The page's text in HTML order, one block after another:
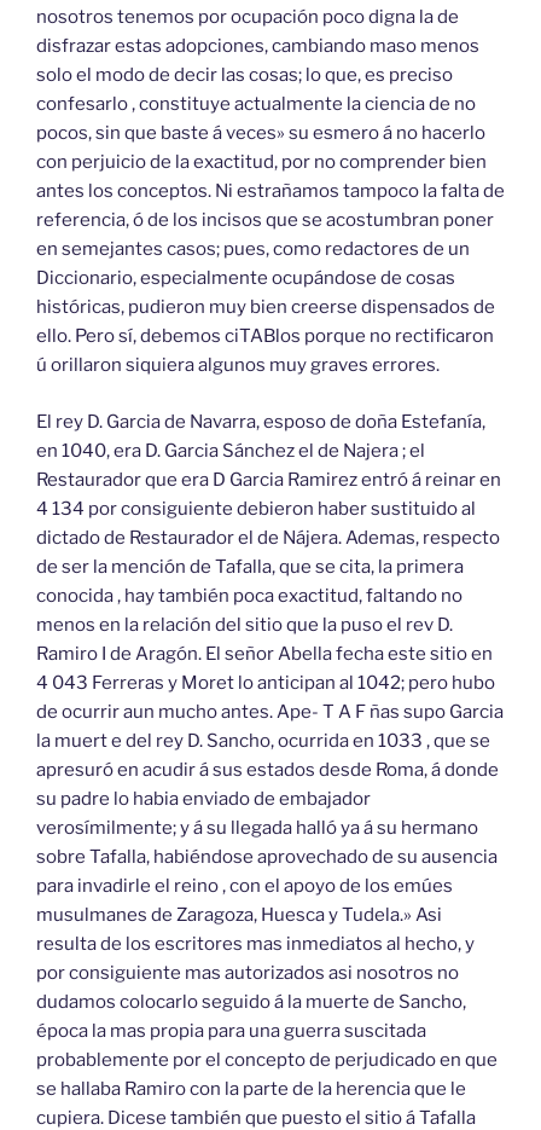
nosotros tenemos por ocupación poco digna la de
disfrazar estas adopciones, cambiando maso menos
solo el modo de decir las cosas; lo que, es preciso
confesarlo , constituye actualmente la ciencia de no
pocos, sin que baste á veces» su esmero á no hacerlo
con perjuicio de la exactitud, por no comprender bien
antes los conceptos. Ni estrañamos tampoco la falta de
referencia, ó de los incisos que se acostumbran poner
en semejantes casos; pues, como redactores de un
Diccionario, especialmente ocupándose de cosas
históricas, pudieron muy bien creerse dispensados de
ello. Pero sí, debemos ciTABlos porque no rectificaron
ú orillaron siquiera algunos muy graves errores.
El rey D. Garcia de Navarra, esposo de doña Estefanía,
en 1040, era D. Garcia Sánchez el de Najera ; el
Restaurador que era D Garcia Ramirez entró á reinar en
4 134 por consiguiente debieron haber sustituido al
dictado de Restaurador el de Nájera. Ademas, respecto
de ser la mención de Tafalla, que se cita, la primera
conocida , hay también poca exactitud, faltando no
menos en la relación del sitio que la puso el rev D.
Ramiro I de Aragón. El señor Abella fecha este sitio en
4 043 Ferreras y Moret lo anticipan al 1042; pero hubo
de ocurrir aun mucho antes. Ape- T A F ñas supo Garcia
la muert e del rey D. Sancho, ocurrida en 1033 , que se
apresuró en acudir á sus estados desde Roma, á donde
su padre lo habia enviado de embajador
verosímilmente; y á su llegada halló ya á su hermano
sobre Tafalla, habiéndose aprovechado de su ausencia
para invadirle el reino , con el apoyo de los emúes
musulmanes de Zaragoza, Huesca y Tudela.» Asi
resulta de los escritores mas inmediatos al hecho, y
por consiguiente mas autorizados asi nosotros no
dudamos colocarlo seguido á la muerte de Sancho,
época la mas propia para una guerra suscitada
probablemente por el concepto de perjudicado en que
se hallaba Ramiro con la parte de la herencia que le
cupiera. Dicese también que puesto el sitio á Tafalla